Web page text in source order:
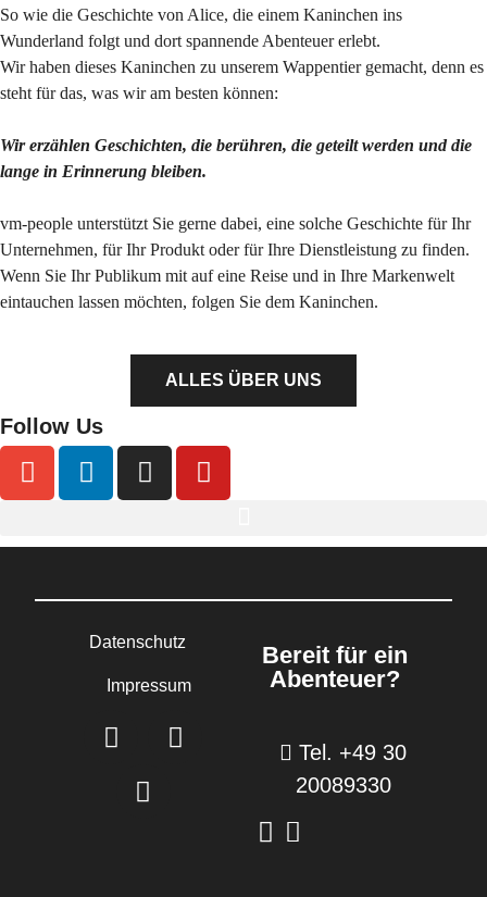
So wie die Geschichte von Alice, die einem Kaninchen ins
Wunderland folgt und dort spannende Abenteuer erlebt.
Wir haben dieses Kaninchen zu unserem Wappentier gemacht, denn es
steht für das, was wir am besten können:
Wir erzählen Geschichten, die berühren, die geteilt werden und die
lange in Erinnerung bleiben.
vm-people unterstützt Sie gerne dabei, eine solche Geschichte für Ihr
Unternehmen, für Ihr Produkt oder für Ihre Dienstleistung zu finden.
Wenn Sie Ihr Publikum mit auf eine Reise und in Ihre Markenwelt
eintauchen lassen möchten, folgen Sie dem Kaninchen.
ALLES ÜBER UNS
Follow Us
Datenschutz
Impressum
Bereit für ein
Abenteuer?
Tel. +49 30
20089330